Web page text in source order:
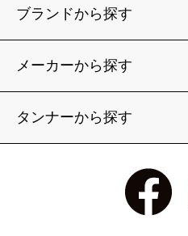
ブランドから探す
メーカーから探す
タンナーから探す